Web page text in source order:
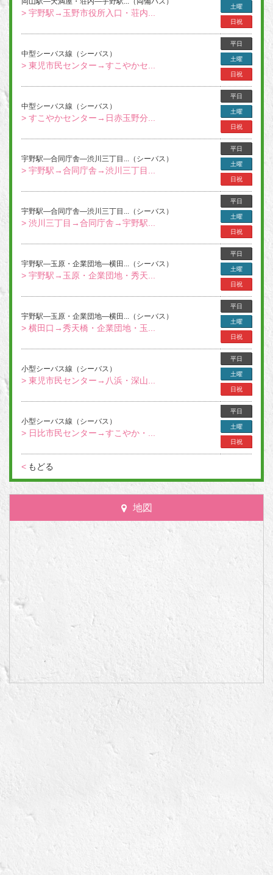
> 宇野駅→玉野市役所入口・荘内...
土曜
日祝
中型シーバス線（シーバス）
> 東児市民センター→すこやかセ...
平日
土曜
日祝
中型シーバス線（シーバス）
> すこやかセンター→日赤玉野分...
平日
土曜
日祝
宇野駅―合同庁舎―渋川三丁目...（シーバス）
> 宇野駅→合同庁舎→渋川三丁目...
平日
土曜
日祝
宇野駅―合同庁舎―渋川三丁目...（シーバス）
> 渋川三丁目→合同庁舎→宇野駅...
平日
土曜
日祝
宇野駅―玉原・企業団地―横田...（シーバス）
> 宇野駅→玉原・企業団地・秀天...
平日
土曜
日祝
宇野駅―玉原・企業団地―横田...（シーバス）
> 横田口→秀天橋・企業団地・玉...
平日
土曜
日祝
小型シーバス線（シーバス）
> 東児市民センター→八浜・深山...
平日
土曜
日祝
小型シーバス線（シーバス）
> 日比市民センター→すこやか・...
平日
土曜
日祝
< もどる
地図